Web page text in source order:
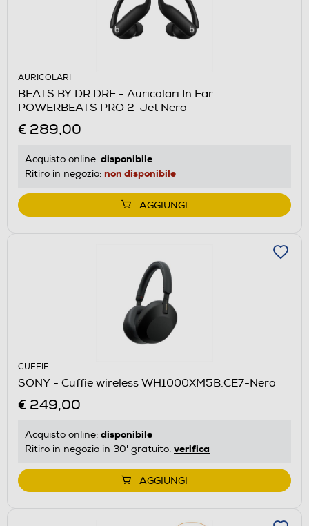
AURICOLARI
BEATS BY DR.DRE - Auricolari In Ear
POWERBEATS PRO 2-Jet Nero
€ 289,00
Acquisto online: disponibile
Ritiro in negozio: non disponibile
AGGIUNGI
CUFFIE
SONY - Cuffie wireless WH1000XM5B.CE7-Nero
€ 249,00
Acquisto online: disponibile
Ritiro in negozio in 30' gratuito: verifica
AGGIUNGI